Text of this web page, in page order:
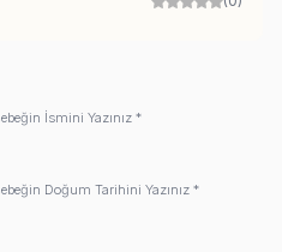
İsmini Yazınız *
Doğum Tarihini Yazınız *